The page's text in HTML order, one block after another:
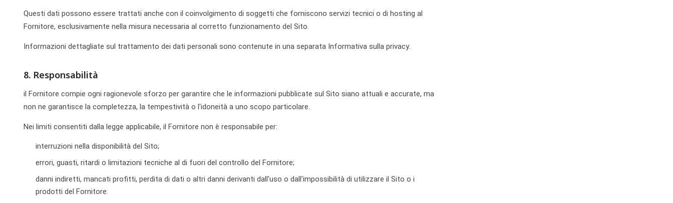
Questi dati possono essere trattati anche con il coinvolgimento di soggetti che forniscono servizi tecnici o di hosting al
Fornitore, esclusivamente nella misura necessaria al corretto funzionamento del Sito.
Informazioni dettagliate sul trattamento dei dati personali sono contenute in una separata Informativa sulla privacy.
8. Responsabilità
il Fornitore compie ogni ragionevole sforzo per garantire che le informazioni pubblicate sul Sito siano attuali e accurate, ma
non ne garantisce la completezza, la tempestività o l'idoneità a uno scopo particolare.
Nei limiti consentiti dalla legge applicabile, il Fornitore non è responsabile per:
interruzioni nella disponibilità del Sito;
errori, guasti, ritardi o limitazioni tecniche al di fuori del controllo del Fornitore;
danni indiretti, mancati profitti, perdita di dati o altri danni derivanti dall'uso o dall'impossibilità di utilizzare il Sito o i
prodotti del Fornitore.